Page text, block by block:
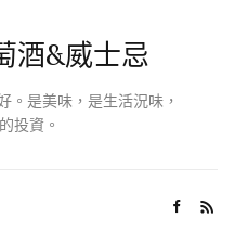
酒&威士忌
。是美味，是生活況味，
投資。